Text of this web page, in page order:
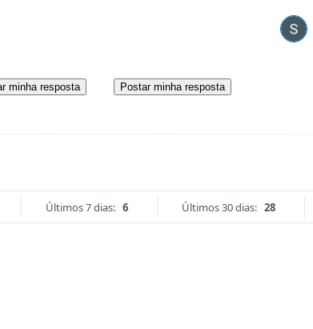
minha resposta Postar minha resposta
Últimos 7 dias: 6 Últimos 30 dias: 28